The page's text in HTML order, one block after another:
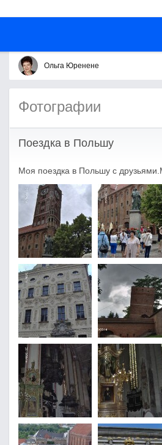
Ольга Юренене
Фотографии
Поездка в Польшу
Моя поездка в Польшу с